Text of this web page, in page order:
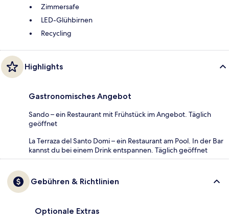
Zimmersafe
LED-Glühbirnen
Recycling
Highlights
Gastronomisches Angebot
Sando – ein Restaurant mit Frühstück im Angebot. Täglich
geöffnet
La Terraza del Santo Domi – ein Restaurant am Pool. In der Bar
kannst du bei einem Drink entspannen. Täglich geöffnet
Gebühren & Richtlinien
Optionale Extras